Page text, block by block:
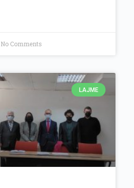
No Comments
LAJME